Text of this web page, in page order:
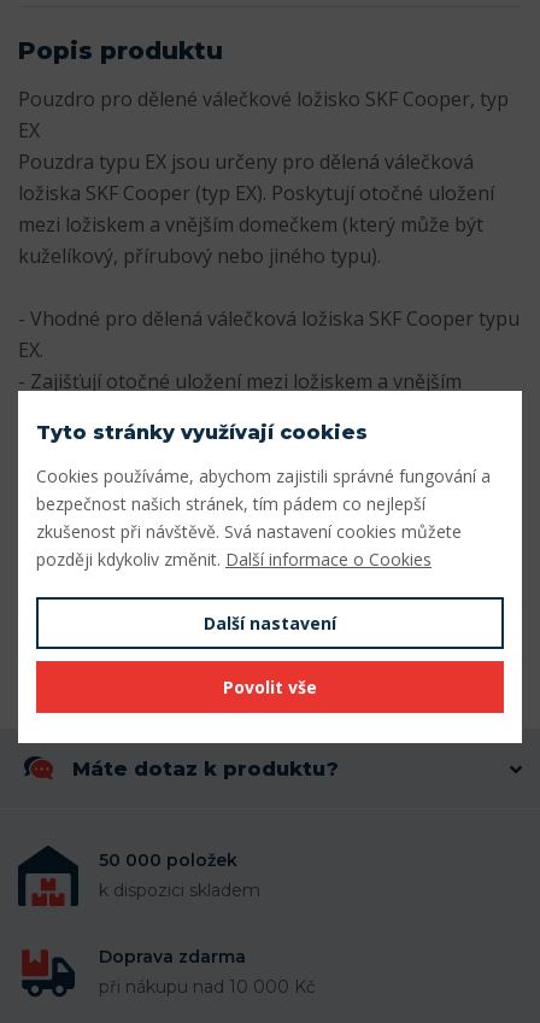
Popis produktu
Pouzdro pro dělené válečkové ložisko SKF Cooper, typ
EX
Pouzdra typu EX jsou určeny pro dělená válečková
ložiska SKF Cooper (typ EX). Poskytují otočné uložení
mezi ložiskem a vnějším domečkem (který může být
kuželíkový, přírubový nebo jiného typu).
- Vhodné pro dělená válečková ložiska SKF Cooper typu
EX.
- Zajišťují otočné uložení mezi ložiskem a vnějším
- zajišťují soustředné umístění těsnění
Parametry
Vnitřní průměr (mm)
Šířka (mm) 98
Máte dotaz k produktu?
50 000 položek
k dispozici skladem
Doprava zdarma
při nákupu nad 10 000 Kč
Tyto stránky využívají cookies
Cookies používáme, abychom zajistili správné fungování a
bezpečnost našich stránek, tím pádem co nejlepší
zkušenost při návštěvě. Svá nastavení cookies můžete
později kdykoliv změnit. Další informace o Cookies
Další nastavení
Povolit vše